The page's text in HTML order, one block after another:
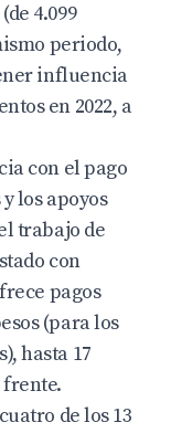
4.099
periodo,
influencia
en 2022, a
con el pago
los apoyos
trabajo de
con
pagos
(para los
hasta 17
de los 13